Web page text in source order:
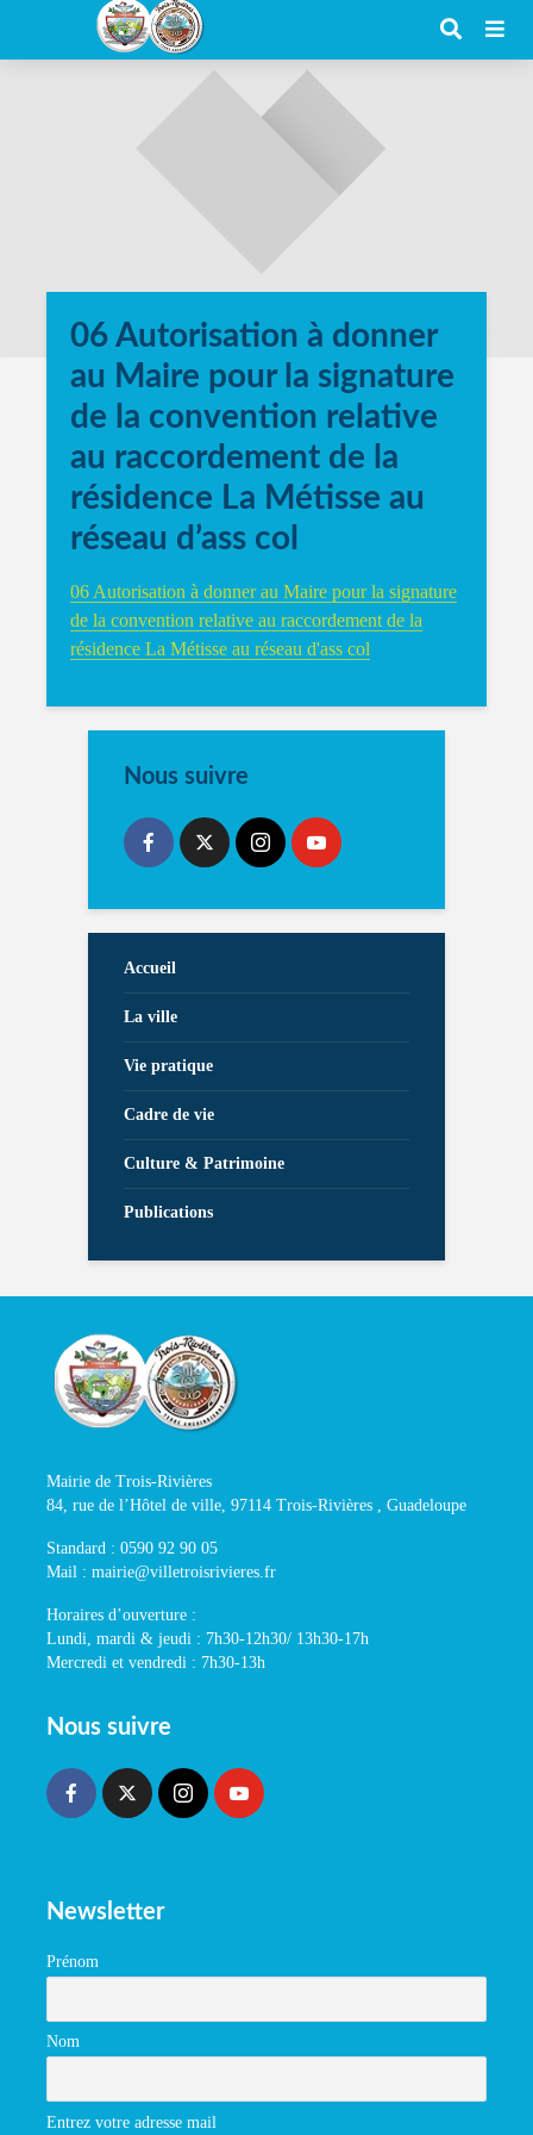
06 Autorisation à donner
au Maire pour la signature
de la convention relative
au raccordement de la
résidence La Métisse au
réseau d’ass col
06 Autorisation à donner au Maire pour la signature
de la convention relative au raccordement de la
résidence La Métisse au réseau d'ass col
Nous suivre
Accueil
La ville
Vie pratique
Cadre de vie
Culture & Patrimoine
Publications
Mairie de Trois-Rivières
84, rue de l’Hôtel de ville, 97114 Trois-Rivières , Guadeloupe
Standard : 0590 92 90 05
Mail : mairie@villetroisrivieres.fr
Horaires d’ouverture :
Lundi, mardi & jeudi : 7h30-12h30/ 13h30-17h
Mercredi et vendredi : 7h30-13h
Nous suivre
Newsletter
Prénom
Nom
Entrez votre adresse mail